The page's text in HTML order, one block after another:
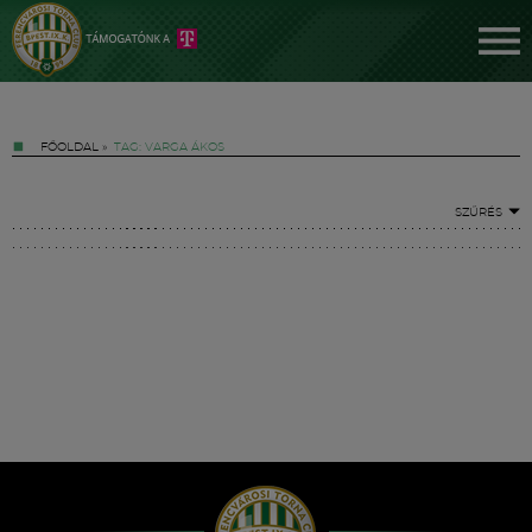
FŐOLDAL » TAG: VARGA ÁKOS
SZŰRÉS
Hírek